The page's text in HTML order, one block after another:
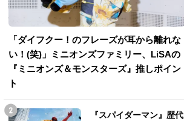
「ダイフクー！のフレーズが耳から離れな
い！(笑)」ミニオンズファミリー、LiSAの
『ミニオンズ＆モンスターズ』推しポイン
ト
『スパイダーマン』歴代